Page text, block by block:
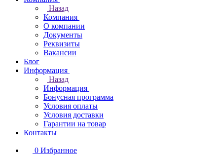
Назад
Компания
О компании
Документы
Реквизиты
Вакансии
Блог
Информация
Назад
Информация
Бонусная программа
Условия оплаты
Условия доставки
Гарантии на товар
Контакты
0 Избранное